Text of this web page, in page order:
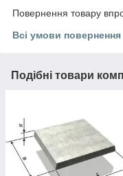
Повернення товару
Всі умови повернення
Подібні товари